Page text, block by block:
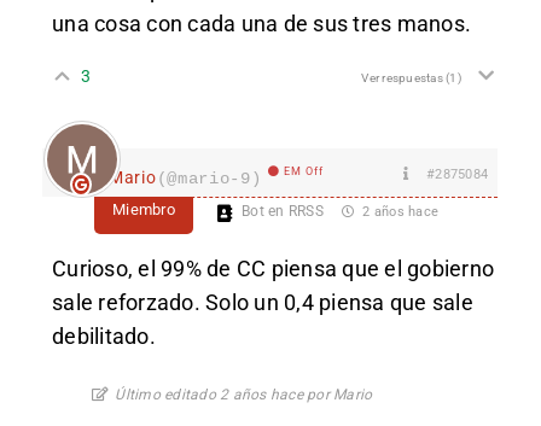
una cosa con cada una de sus tres manos.
3 Ver respuestas(1)
Mario(@mario-9) EM Off #2875084
Miembro Bot en RRSS 2 años hace
Curioso, el 99% de CC piensa que el gobierno
sale reforzado. Solo un 0,4 piensa que sale
debilitado.
Último editado 2 años hace por Mario